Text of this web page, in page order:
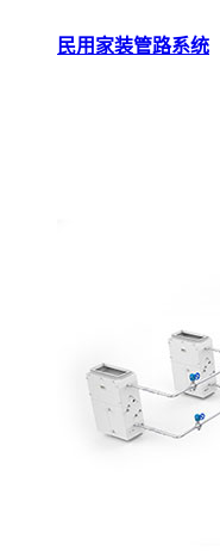
民用家装管路系统